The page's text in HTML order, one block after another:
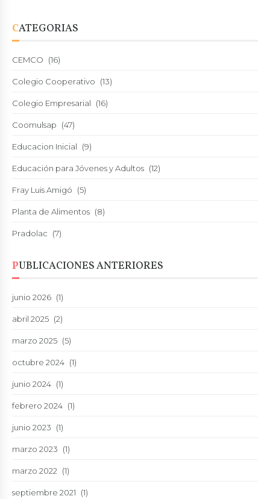
CATEGORIAS
CEMCO (16)
Colegio Cooperativo (13)
Colegio Empresarial (16)
Coomulsap (47)
Educacion Inicial (9)
Educación para Jóvenes y Adultos (12)
Fray Luis Amigó (5)
Planta de Alimentos (8)
Pradolac (7)
PUBLICACIONES ANTERIORES
junio 2026 (1)
abril 2025 (2)
marzo 2025 (5)
octubre 2024 (1)
junio 2024 (1)
febrero 2024 (1)
junio 2023 (1)
marzo 2023 (1)
marzo 2022 (1)
septiembre 2021 (1)